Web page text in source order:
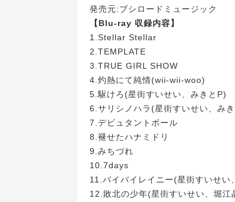
発売元:ブシロードミュージック
【Blu-ray 収録内容】
1.Stellar Stellar
2.TEMPLATE
3.TRUE GIRL SHOW
4.灼熱にて純情(wii-wii-woo)
5.駆けろ(星街すいせい、みきとP)
6.サリシノハラ(星街すいせい、み
7.デビュタントボール
8.褪せたハナミドリ
9.みちづれ
10.7days
11.バイバイレイニー(星街すいせい
12.敗北の少年(星街すいせい、堀江